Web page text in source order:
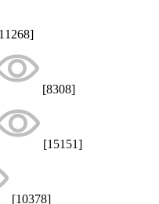
[8308]
[15151]
[10378]